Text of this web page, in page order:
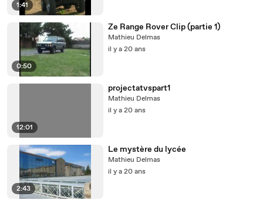
1:41
0:50
Ze Range Rover Clip (partie 1)
Mathieu Delmas
il y a 20 ans
12:01
projectatvspart1
Mathieu Delmas
il y a 20 ans
2:43
Le mystère du lycée
Mathieu Delmas
il y a 20 ans